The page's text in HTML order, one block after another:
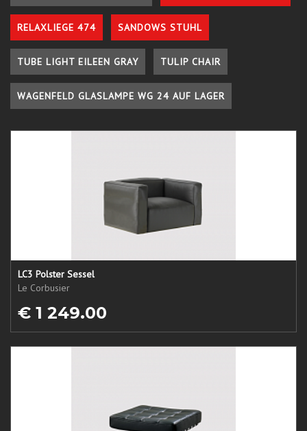
RELAXLIEGE 474 SANDOWS STUHL
TUBE LIGHT EILEEN GRAY TULIP CHAIR
WAGENFELD GLASLAMPE WG 24 AUF LAGER
LC3 Polster Sessel
Le Corbusier
€ 1 249.00